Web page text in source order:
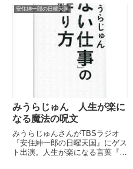
安住紳一郎の日曜天国
みうらじゅん 人生が楽に
なる魔法の呪文
みうらじゅんさんがTBSラジオ
『安住紳一郎の日曜天国』にゲス
ト出演。人生が楽になる言葉『そ